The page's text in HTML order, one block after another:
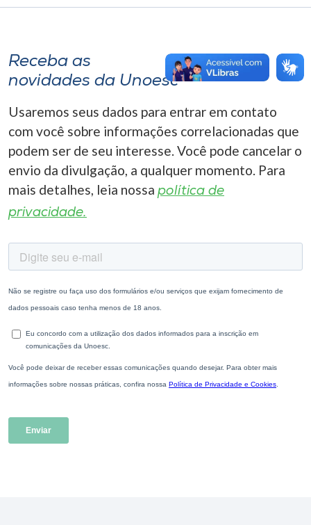
Receba as
novidades da Unoesc
Usaremos seus dados para entrar em contato
com você sobre informações correlacionadas que
podem ser de seu interesse. Você pode cancelar o
envio da divulgação, a qualquer momento. Para
mais detalhes, leia nossa política de
privacidade.